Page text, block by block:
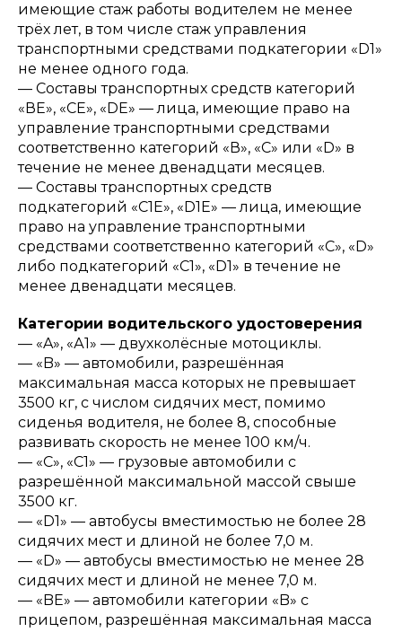
имеющие стаж работы водителем не менее
трёх лет, в том числе стаж управления
транспортными средствами подкатегории «D1»
не менее одного года.
— Составы транспортных средств категорий
«ВЕ», «СЕ», «DE» — лица, имеющие право на
управление транспортными средствами
соответственно категорий «В», «С» или «D» в
течение не менее двенадцати месяцев.
— Составы транспортных средств
подкатегорий «С1Е», «D1E» — лица, имеющие
право на управление транспортными
средствами соответственно категорий «С», «D»
либо подкатегорий «С1», «D1» в течение не
менее двенадцати месяцев.
Категории водительского удостоверения
— «A», «А1» — двухколёсные мотоциклы.
— «B» — автомобили, разрешённая
максимальная масса которых не превышает
3500 кг, с числом сидячих мест, помимо
сиденья водителя, не более 8, способные
развивать скорость не менее 100 км/ч.
— «C», «С1» — грузовые автомобили с
разрешённой максимальной массой свыше
3500 кг.
— «D1» — автобусы вместимостью не более 28
сидячих мест и длиной не более 7,0 м.
— «D» — автобусы вместимостью не менее 28
сидячих мест и длиной не менее 7,0 м.
— «BE» — автомобили категории «B» с
прицепом, разрешённая максимальная масса